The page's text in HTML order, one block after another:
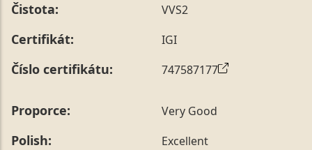
Čistota: VVS2
Certifikát: IGI
Číslo certifikátu: 747587177
Proporce: Very Good
Polish: Excellent